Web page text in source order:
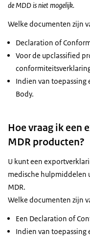
de MDD is niet mogelijk.
Welke documenten zijn
Declaration of
Voor de upclassified
Indien van toepassing
Body.
Hoe vraag ik een
MDR producten?
U kunt een
medische hulpmiddelen
MDR.
Welke documenten zijn
Een Declaration of
Indien van toepassing